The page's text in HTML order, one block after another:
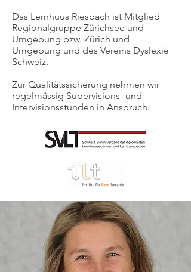
Das Lernhuus Riesbach ist Mitglied
Regionalgruppe Zürichsee und
Umgebung bzw. Zürich und
Umgebung und des Vereins Dyslexie
Schweiz.
Zur Qualitätssicherung nehmen wir
regelmässig Supervisions- und
Intervisionsstunden in Anspruch.